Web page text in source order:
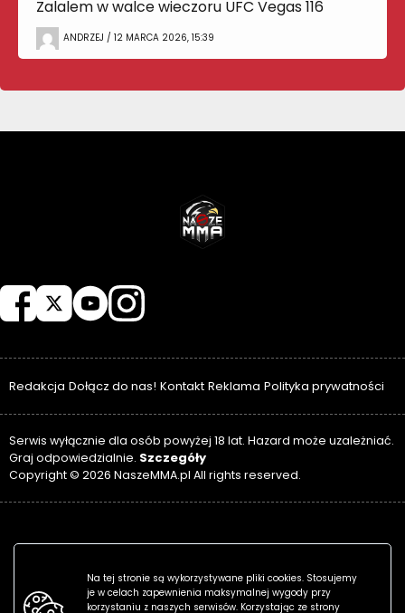
Zalalem w walce wieczoru UFC Vegas 116
ANDRZEJ / 12 MARCA 2026, 15:39
Redakcja Dołącz do nas! Kontakt Reklama Polityka prywatności
Serwis wyłącznie dla osób powyżej 18 lat. Hazard może uzależniać.
Graj odpowiedzialnie. Szczegóły
Copyright © 2026 NaszeMMA.pl All rights reserved.
Na tej stronie są wykorzystywane pliki cookies. Stosujemy
je w celach zapewnienia maksymalnej wygody przy
korzystaniu z naszych serwisów. Korzystając ze strony